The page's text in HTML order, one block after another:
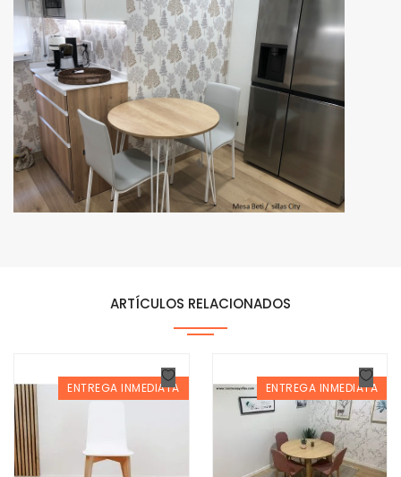
ARTÍCULOS RELACIONADOS
ENTREGA INMEDIATA ENTREGA INMEDIATA